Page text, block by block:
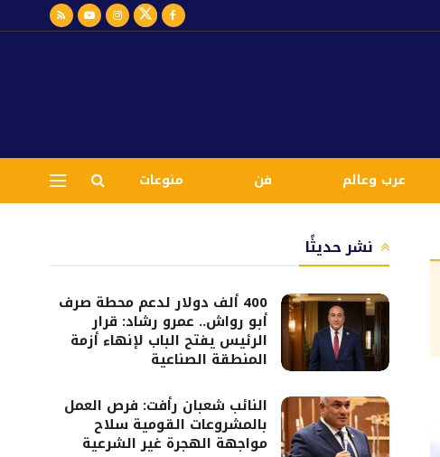
عرب وعالم فن منوعات
نشر حديثًا
400 ألف دولار لدعم محطة صرف
أبو رواش.. عمرو رشاد: قرار
الرئيس يفتح الباب لإنهاء أزمة
المنطقة الصناعية
النائب شعبان رأفت: فرص العمل
بالمشروعات القومية سلاح
مواجهة الهجرة غير الشرعية